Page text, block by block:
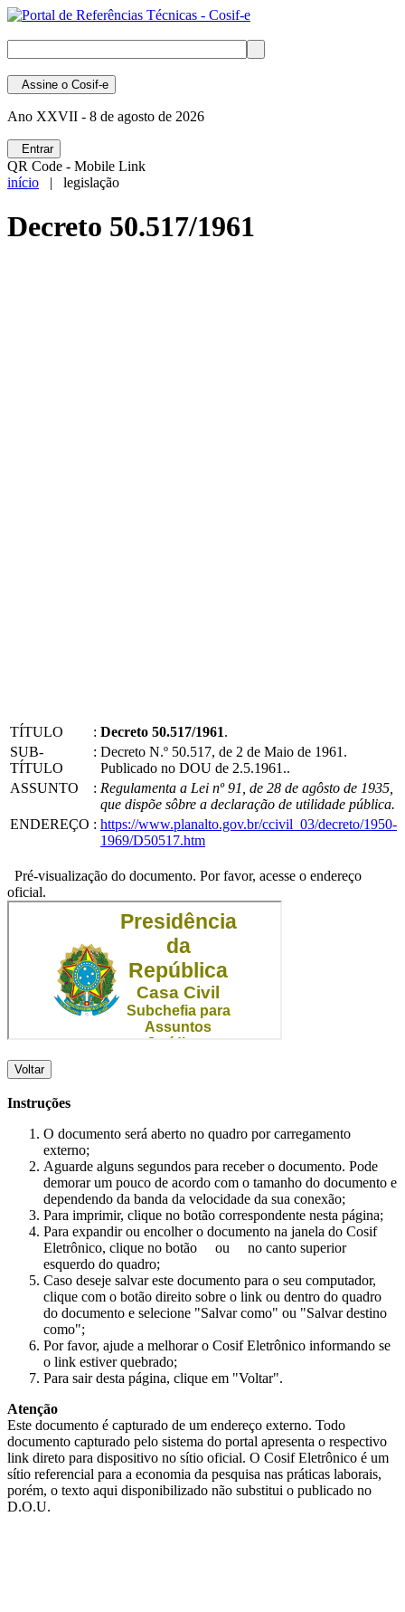
Assine o Cosif-e
Ano XXVII - 8 de agosto de 2026
Entrar
QR Code - Mobile Link
início | legislação
Decreto 50.517/1961
TÍTULO : Decreto 50.517/1961.
SUB-
TÍTULO
: Decreto N.º 50.517, de 2 de Maio de 1961.
Publicado no DOU de 2.5.1961..
ASSUNTO
: Regulamenta a Lei nº 91, de 28 de agôsto de 1935,
que dispõe sôbre a declaração de utilidade pública.
ENDEREÇO : https://www.planalto.gov.br/ccivil_03/decreto/1950-
1969/D50517.htm
Pré-visualização do documento. Por favor, acesse o endereço
oficial.
Voltar
Instruções
O documento será aberto no quadro por carregamento
externo;
Aguarde alguns segundos para receber o documento. Pode
demorar um pouco de acordo com o tamanho do documento e
dependendo da banda da velocidade da sua conexão;
Para imprimir, clique no botão correspondente nesta página;
Para expandir ou encolher o documento na janela do Cosif
Eletrônico, clique no botão
ou
no canto superior
esquerdo do quadro;
Caso deseje salvar este documento para o seu computador,
clique com o botão direito sobre o link ou dentro do quadro
do documento e selecione "Salvar como" ou "Salvar destino
como";
Por favor, ajude a melhorar o Cosif Eletrônico informando se
o link estiver quebrado;
Para sair desta página, clique em "Voltar".
Atenção
Este documento é capturado de um endereço externo. Todo
documento capturado pelo sistema do portal apresenta o respectivo
link direto para dispositivo no sítio oficial. O Cosif Eletrônico é um
sítio referencial para a economia da pesquisa nas práticas laborais,
porém, o texto aqui disponibilizado não substitui o publicado no
D.O.U.